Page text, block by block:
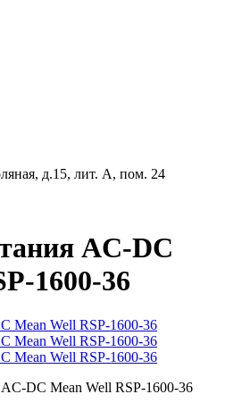
д.15, лит. А, пом. 24
AC-DC
1600-36